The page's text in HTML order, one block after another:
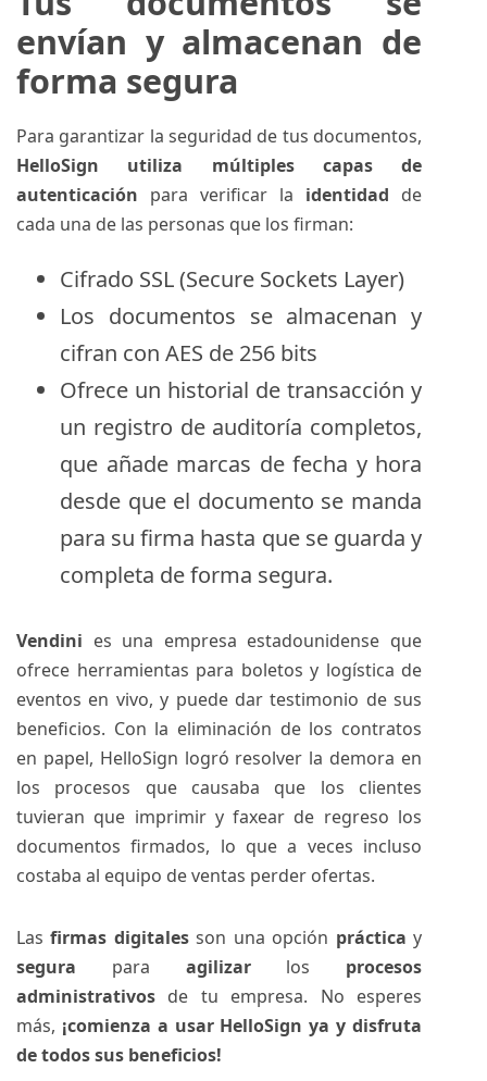
envían y almacenan de
forma segura
Para garantizar la seguridad de tus documentos,
HelloSign utiliza múltiples capas de
autenticación para verificar la identidad de
cada una de las personas que los firman:
Cifrado SSL (Secure Sockets Layer)
Los documentos se almacenan y
cifran con AES de 256 bits
Ofrece un historial de transacción y
un registro de auditoría completos,
que añade marcas de fecha y hora
desde que el documento se manda
para su firma hasta que se guarda y
completa de forma segura.
Vendini es una empresa estadounidense que
ofrece herramientas para boletos y logística de
eventos en vivo, y puede dar testimonio de sus
beneficios. Con la eliminación de los contratos
en papel, HelloSign logró resolver la demora en
los procesos que causaba que los clientes
tuvieran que imprimir y faxear de regreso los
documentos firmados, lo que a veces incluso
costaba al equipo de ventas perder ofertas.
Lasfirmas digitalesson una opción prácticay
segura para agilizarlos procesos
administrativos de tu empresa. No esperes
más, ¡comienza a usar HelloSign ya y disfruta
de todos sus beneficios!